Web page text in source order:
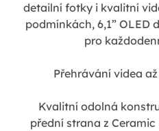
detailní fotky i kvalitní
podmínkách, 6,1” OLED
pro
Přehrávání videa
Kvalitní odolná
přední strana z